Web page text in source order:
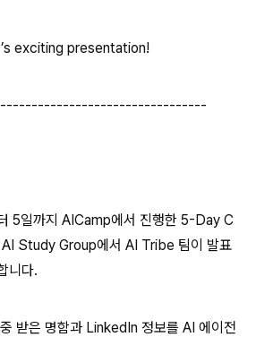
exciting presentation!
5일까지 AICamp에서 진행한 5-Day C
Study Group에서 AI Tribe 팀이 발표
니다.
받은 명함과 LinkedIn 정보를 AI 에이전